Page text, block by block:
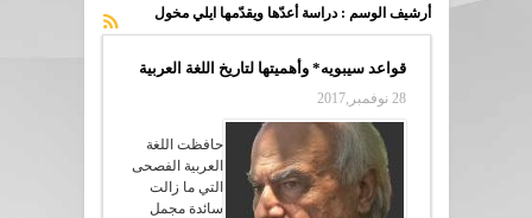
أرشيف الوسم :دراسة أعدّها ويقدّمها ايلي مخول
قواعد سيبويه* وأهميتها لتاريخ اللغة العربية
28 نوفمبر,2017
حافظت اللغة
العربية الفصحى
التي ما زالت
سائدة مجمل